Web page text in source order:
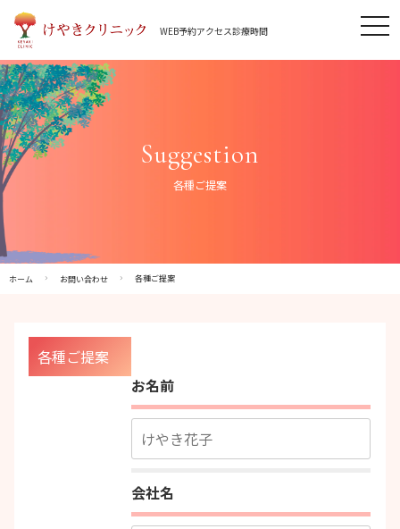
Skip
content
WEB予約アクセス診療時間
Suggestion
各種ご提案
ホーム お問い合わせ 各種ご提案
各種ご提案
お名前
会社名